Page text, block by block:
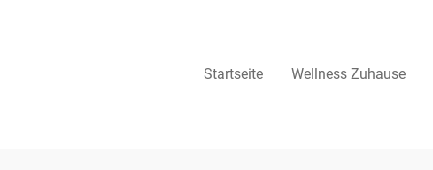
Startseite Wellness Zuhause